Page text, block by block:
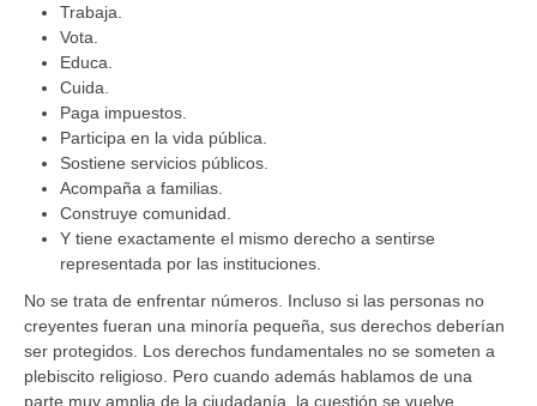
Trabaja.
Vota.
Educa.
Cuida.
Paga impuestos.
Participa en la vida pública.
Sostiene servicios públicos.
Acompaña a familias.
Construye comunidad.
Y tiene exactamente el mismo derecho a sentirse
representada por las instituciones.
No se trata de enfrentar números. Incluso si las personas no
creyentes fueran una minoría pequeña, sus derechos deberían
ser protegidos. Los derechos fundamentales no se someten a
plebiscito religioso. Pero cuando además hablamos de una
parte muy amplia de la ciudadanía, la cuestión se vuelve